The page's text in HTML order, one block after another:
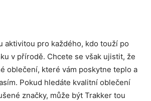
aktivitou pro každého, kdo touží po
v přírodě. Chcete se však ujistit, že
oblečení, které vám poskytne teplo a
Pokud hledáte kvalitní oblečení
značky, může být Trakker tou